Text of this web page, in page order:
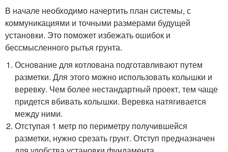
В начале необходимо начертить план системы, с
коммуникациями и точными размерами будущей
установки. Это поможет избежать ошибок и
бессмысленного рытья грунта.
Основание для котлована подготавливают путем
разметки. Для этого можно использовать колышки и
веревку. Чем более нестандартный проект, тем чаще
придется вбивать колышки. Веревка натягивается
между ними.
Отступая 1 метр по периметру получившейся
разметки, нужно срезать грунт. Отступ предназначен